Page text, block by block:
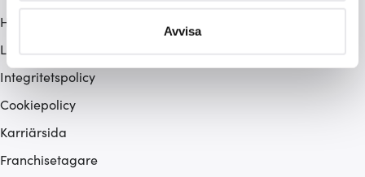
Du kan ändra eller dra tillbaka ditt samtycke när som
Vi använder cookies för att innehållet och annonserna
ska anpassas efter det som vi tror att du tycker om. Det
gör också att vi kan analysera vår trafik och göra
som du vill dela med dig av.
Avvisa
Hållbarhet
Lagerrensning
Integritetspolicy
Cookiepolicy
Karriärsida
Franchisetagare